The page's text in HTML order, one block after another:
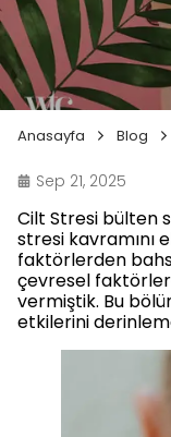
Anasayfa Blog
Sep 21, 2025
Cilt Stresi bülten
stresi kavramını
faktörlerden
çevresel
vermiştik. Bu
etkilerini